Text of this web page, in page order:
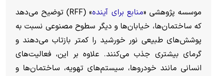
موسسه پژوهشی «منابع برای آینده
» (RFF) توضیح می‌دهد
که ساختمان‌ها، خیابان‌ها و دیگر سطوح مصنوعی نسبت به
پوشش‌های طبیعی نور خورشید را کمتر بازتاب می‌دهند و
گرمای بیشتری جذب می‌کنند. علاوه بر این، فعالیت‌های
انسانی مانند خودروها، سیستم‌های تهویه، ساختمان‌ها و